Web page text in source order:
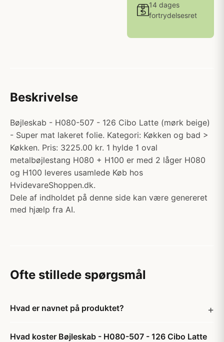
14 dages
fortrydelsesret
Beskrivelse
Bøjleskab - H080-507 - 126 Cibo Latte (mørk beige)
- Super mat lakeret folie. Kategori: Køkken og bad >
Køkken. Pris: 3225.00 kr. 1 hylde 1 oval
metalbøjlestang H080 + H100 er med 2 låger H080
og H100 leveres usamlede Køb hos
HvidevareShoppen.dk.
Dele af indholdet på denne side kan være genereret
med hjælp fra AI.
Ofte stillede spørgsmål
Hvad er navnet på produktet?
Hvad koster Bøjleskab - H080-507 - 126 Cibo Latte